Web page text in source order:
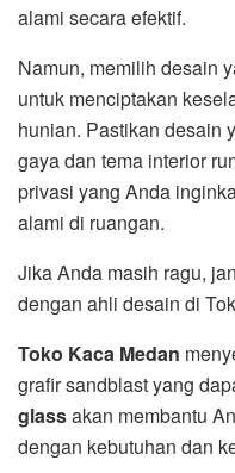
alami secara efektif.
Namun, memilih desain
untuk menciptakan
hunian. Pastikan desain
gaya dan tema interior
privasi yang Anda
alami di ruangan.
Jika Anda masih ragu,
dengan ahli desain di
Toko Kaca Medan
grafir sandblast yang
glassakan membantu
dengan kebutuhan dan